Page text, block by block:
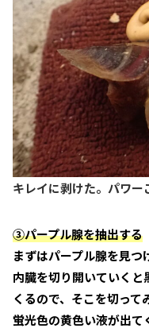
キレイに剥けた。パワー
③パープル腺を抽出する
まずはパープル腺を見つ
内臓を切り開いていく
くるので、そこを切って
蛍光色の黄色い液が出て